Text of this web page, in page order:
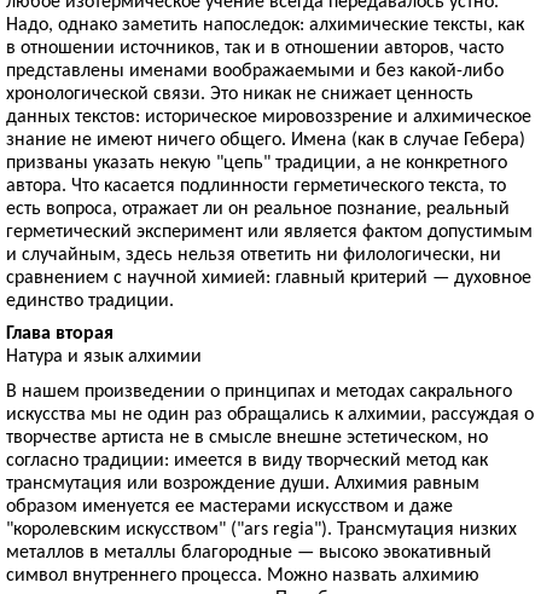
Надо, однако заметить напоследок: алхимические тексты, как
в отношении источников, так и в отношении авторов, часто
представлены именами воображаемыми и без какой-либо
хронологической связи. Это никак не снижает ценность
данных текстов: историческое мировоззрение и алхимическое
знание не имеют ничего общего. Имена (как в случае Гебера)
призваны указать некую "цепь" традиции, а не конкретного
автора. Что касается подлинности герметического текста, то
есть вопроса, отражает ли он реальное познание, реальный
герметический эксперимент или является фактом допустимым
и случайным, здесь нельзя ответить ни филологически, ни
сравнением с научной химией: главный критерий — духовное
единство традиции.
Глава вторая
Натура и язык алхимии
В нашем произведении о принципах и методах сакрального
искусства мы не один раз обращались к алхимии, рассуждая о
творчестве артиста не в смысле внешне эстетическом, но
согласно традиции: имеется в виду творческий метод как
трансмутация или возрождение души. Алхимия равным
образом именуется ее мастерами искусством и даже
"королевским искусством" ("ars regia"). Трансмутация низких
металлов в металлы благородные — высоко эвокативный
символ внутреннего процесса. Можно назвать алхимию